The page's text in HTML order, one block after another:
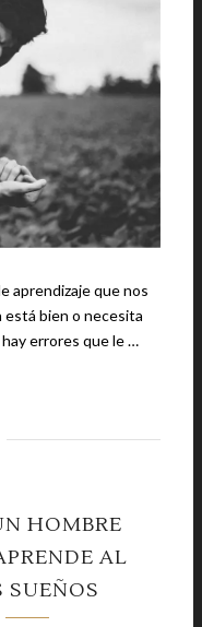
aprendizaje que nos
está bien o necesita
errores que le …
HOMBRE
AL
SUEÑOS